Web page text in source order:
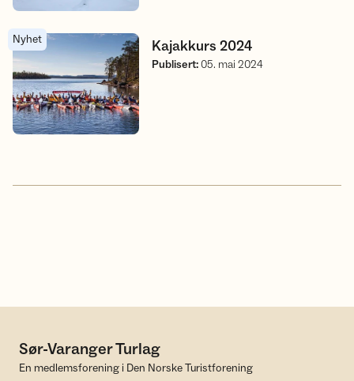
Kajakkurs 2024
Nyhet
Publisert:05. mai 2024
Kajakkurs 2024
Sør-Varanger Turlag
En medlemsforening i Den Norske Turistforening